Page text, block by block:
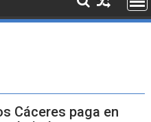
Cáceres paga en